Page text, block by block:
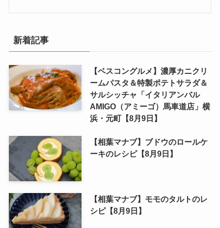
新着記事
【ベスコングルメ】濃厚カニクリ
ームパスタ＆特製ポテトサラダ＆
サルシッチャ「イタリアンバル
AMIGO（アミーゴ）馬車道店」横
浜・元町【8月9日】
【相葉マナブ】ブドウのロールケ
ーキのレシピ【8月9日】
【相葉マナブ】モモのタルトのレ
シピ【8月9日】